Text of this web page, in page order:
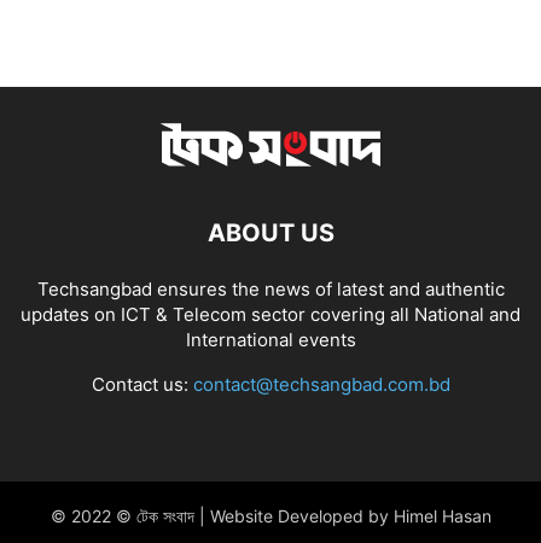
ABOUT US
Techsangbad ensures the news of latest and authentic
updates on ICT & Telecom sector covering all National and
International events
Contact us: contact@techsangbad.com.bd
© 2022 © টেক সংবাদ | Website Developed by Himel Hasan